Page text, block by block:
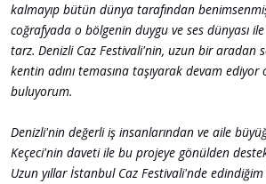
kalmayıp bütün dünya tarafından
coğrafyada o bölgenin duygu ve ses dünyası
tarz. Denizli Caz Festivali'nin, uzun bir aradan
kentin adını temasına taşıyarak devam ediyor
buluyorum.
Denizli'nin değerli iş insanlarından ve aile
Keçeci'nin daveti ile bu projeye gönülden
Uzun yıllar İstanbul Caz Festivali'nde